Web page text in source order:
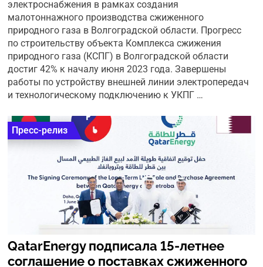
электроснабжения в рамках создания
малотоннажного производства сжиженного
природного газа в Волгоградской области. Прогресс
по строительству объекта Комплекса сжижения
природного газа (КСПГ) в Волгоградской области
достиг 42% к началу июня 2023 года. Завершены
работы по устройству внешней линии электропередач
и технологическому подключению к УКПГ …
Пресс-релиз
QatarEnergy подписала 15-летнее
соглашение о поставках сжиженного